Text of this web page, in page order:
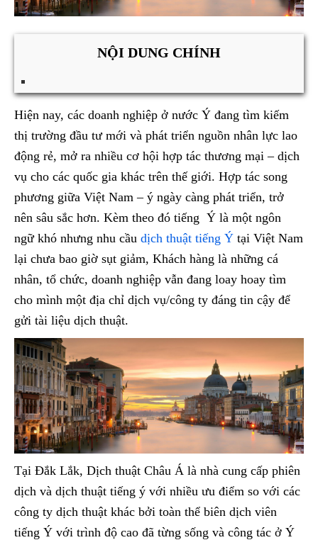
NỘI DUNG CHÍNH
Hiện nay, các doanh nghiệp ở nước Ý đang tìm kiếm
thị trường đầu tư mới và phát triển nguồn nhân lực lao
động rẻ, mở ra nhiều cơ hội hợp tác thương mại – dịch
vụ cho các quốc gia khác trên thế giới. Hợp tác song
phương giữa Việt Nam – ý ngày càng phát triển, trở
nên sâu sắc hơn. Kèm theo đó tiếng Ý là một ngôn
ngữ khó nhưng nhu cầu dịch thuật tiếng Ý tại Việt Nam
lại chưa bao giờ sụt giảm, Khách hàng là những cá
nhân, tổ chức, doanh nghiệp vẫn đang loay hoay tìm
cho mình một địa chỉ dịch vụ/công ty đáng tin cậy để
gửi tài liệu dịch thuật.
Tại Đắk Lắk, Dịch thuật Châu Á là nhà cung cấp phiên
dịch và dịch thuật tiếng ý với nhiều ưu điểm so với các
công ty dịch thuật khác bởi toàn thể biên dịch viên
tiếng Ý với trình độ cao đã từng sống và công tác ở Ý